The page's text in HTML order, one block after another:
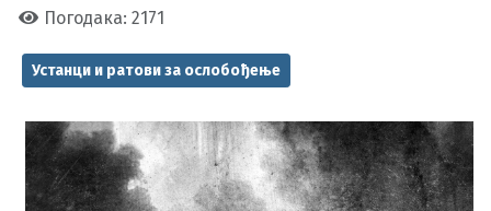
Погодака: 2171
Устанци и ратови за ослобођење